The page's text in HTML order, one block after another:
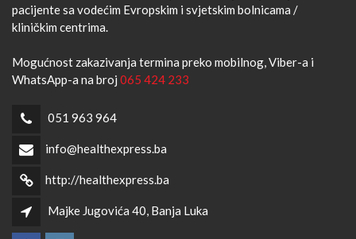
pacijente sa vodećim Evropskim i svjetskim bolnicama /
kliničkim centrima.
Mogućnost zakazivanja termina preko mobilnog, Viber-a i
WhatsApp-a na broj 065 424 233
051 963 964
info@healthexpress.ba
http://healthexpress.ba
Majke Jugovića 40, Banja Luka